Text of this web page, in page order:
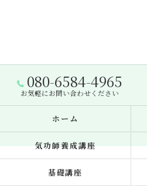
080-6584-4965
お気軽にお問い合わせください
ホーム
気功師養成講座
基礎講座